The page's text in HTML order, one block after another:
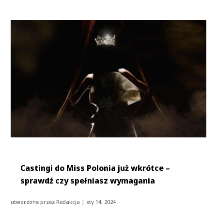
Castingi do Miss Polonia już wkrótce –
sprawdź czy spełniasz wymagania
utworzone przezRedakcja | sty 14, 2024